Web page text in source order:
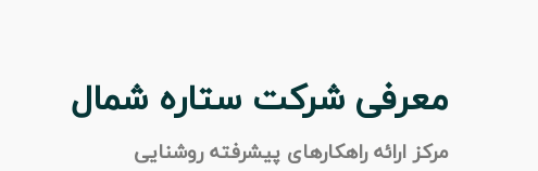
معرفی شرکت ستاره شمال
مرکز ارائه راهکارهای پیشرفته روشنایی